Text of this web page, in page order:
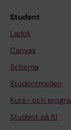
Student
Ladok
Canvas
Schema
Studentmejlen
Kurs- och
Student på KI